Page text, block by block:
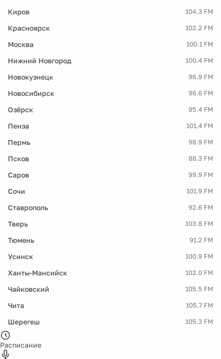
Киров 104.3 FM
Красноярск 102.2 FM
Москва 100.1 FM
Нижний Новгород 100.4 FM
Новокузнецк 96.9 FM
Новосибирск 96.6 FM
Озёрск 95.4 FM
Пенза 101.4 FM
Пермь 98.9 FM
Псков 88.3 FM
Саров 99.9 FM
Сочи 101.9 FM
Ставрополь 92.6 FM
Тверь 103.8 FM
Тюмень 91.2 FM
Усинск 100.9 FM
Ханты-Мансийск 102.0 FM
Чайковский 105.5 FM
Чита 105.7 FM
Шерегеш 105.3 FM
Расписание